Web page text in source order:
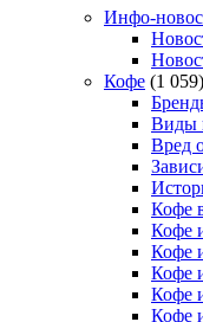
Инфо-
Кофе (1 059)
Виды
Вред
Кофе
Кофе
Кофе
Кофе
Кофе
Кофе